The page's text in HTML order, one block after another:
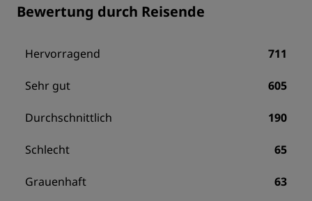
Bewertung durch Reisende
Hervorragend 711
Sehr gut 605
Durchschnittlich 190
Schlecht 65
Grauenhaft 63